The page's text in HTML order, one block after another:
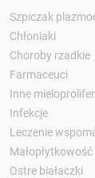
Szpiczak
Chłoniaki
Choroby rzadkie
Farmaceuci
Inne
Infekcje
Leczenie
Małopłytkowość
Ostre białaczki